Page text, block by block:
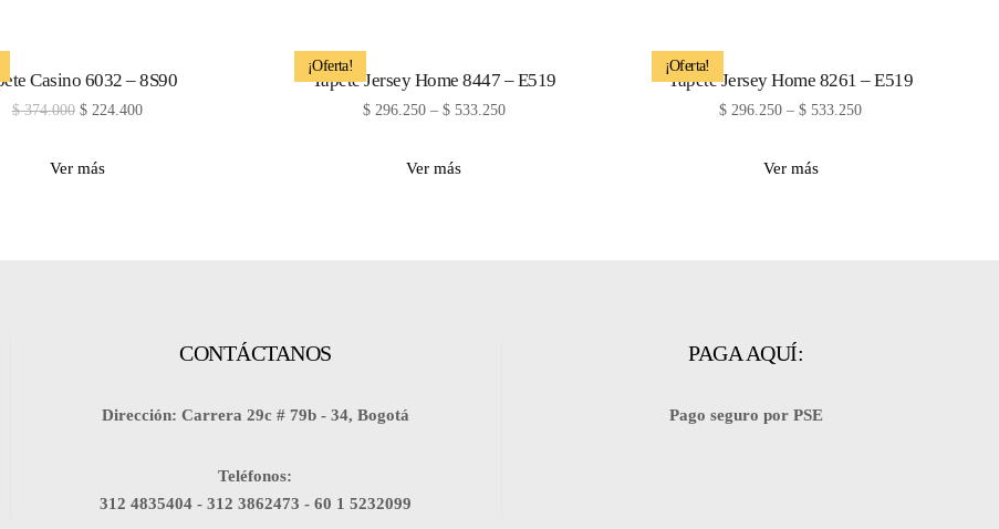
Casino 6032 – 8S90
$374.000 $224.400
Ver más
¡Oferta!
Tapete Jersey Home 8447 – E519
$296.250– $533.250
Ver más
¡Oferta!
Tapete Jersey Home 8261 – E519
$ 296.250 –$ 533.250
Ver más
CONTÁCTANOS
Dirección: Carrera 29c # 79b - 34, Bogotá
Teléfonos:
312 4835404 - 312 3862473 - 60 1 5232099
PAGA AQUÍ:
Pago seguro por PSE